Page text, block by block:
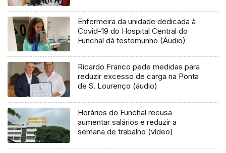
Enfermeira da unidade dedicada à
Covid-19 do Hospital Central do
Funchal dá testemunho (Áudio)
Ricardo Franco pede medidas para
reduzir excesso de carga na Ponta
de S. Lourenço (áudio)
Horários do Funchal recusa
aumentar salários e reduzir a
semana de trabalho (vídeo)